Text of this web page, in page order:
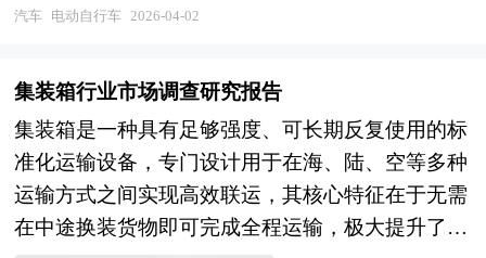
服务成为竞争焦点，铁路客运与民航、公路的竞合
速放缓与白货运输、冷链物流、跨境电商等新兴需
求快速增长并存，铁路货运市场份额面临公路运
输、水路运输的激烈竞争，"门到门"全程物流服务
能力和多式联运组织效率亟待提升。此外，铁路市
场化改革纵深推进，运输定价机制、投融资体制、
企业治理结构等领域的制度创新，正在为行业注入
车行业兼具制造业规模效应、消费品品牌属性与新
替换周期短、下沉市场渗透深，既是解决"最后一
色低碳转型的重要载体。近年来，随着新国标政策
落地、锂电技术成熟、智能化升级以及即时配送、
共享出行等新业态爆发，电动自行车正从传统的代
步工具进化为集智能交互、能源服务、数据运营于
汽车 电动自行车 2026-04-02
集装箱行业市场调查研究报告
集装箱是一种具有足够强度、可长期反复使用的标
准化运输设备，专门设计用于在海、陆、空等多种
运输方式之间实现高效联运，其核心特征在于无需
在中途换装货物即可完成全程运输，极大提升了物